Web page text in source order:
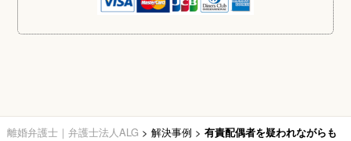
離婚弁護士｜弁護士法人ALG > 解決事例 > 有責配偶者を疑われながらも